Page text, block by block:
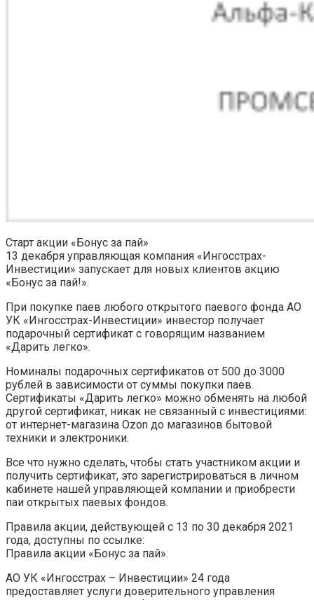
Старт акции «Бонус за пай»
13 декабря управляющая компания «Ингосстрах-
Инвестиции» запускает для новых клиентов акцию
«Бонус за пай!».
При покупке паев любого открытого паевого фонда АО
УК «Ингосстрах-Инвестиции» инвестор получает
подарочный сертификат с говорящим названием
«Дарить легко».
Номиналы подарочных сертификатов от 500 до 3000
рублей в зависимости от суммы покупки паев.
Сертификаты «Дарить легко» можно обменять на любой
другой сертификат, никак не связанный с инвестициями:
от интернет-магазина Ozon до магазинов бытовой
техники и электроники.
Все что нужно сделать, чтобы стать участником акции и
получить сертификат, это зарегистрироваться в личном
кабинете нашей управляющей компании и приобрести
паи открытых паевых фондов.
Правила акции, действующей с 13 по 30 декабря 2021
года, доступны по ссылке:
Правила акции «Бонус за пай».
АО УК «Ингосстрах – Инвестиции» 24 года
предоставляет услуги доверительного управления